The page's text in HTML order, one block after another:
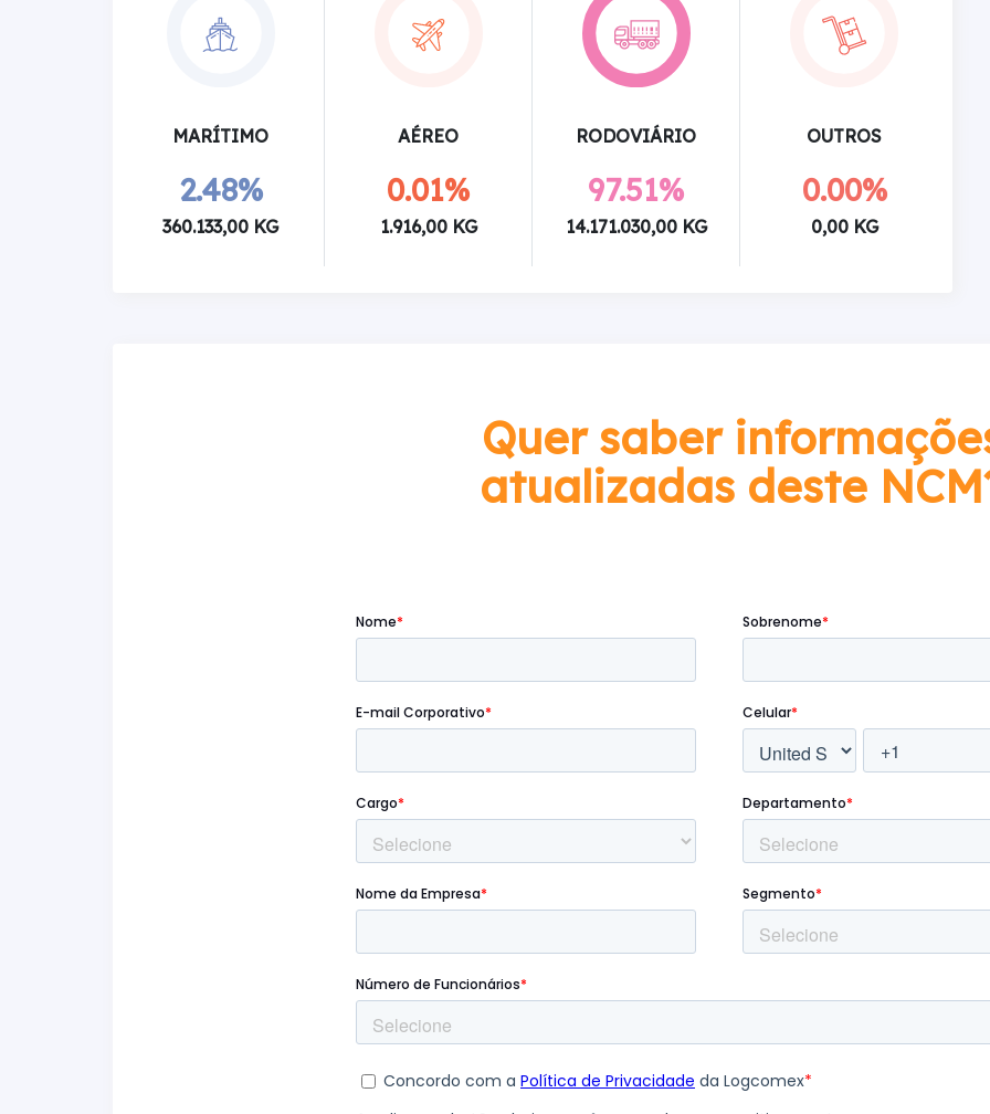
MARÍTIMO
2.48%
360.133,00 KG
AÉREO
0.01%
1.916,00 KG
RODOVIÁRIO
97.51%
14.171.030,00 KG
OUTROS
0.00%
0,00 KG
Quer saber
atualizadas deste